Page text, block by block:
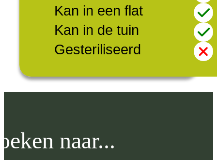
Kan in een flat
Kan in de tuin
Gesteriliseerd
naar...